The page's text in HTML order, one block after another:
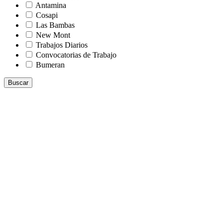
Antamina
Cosapi
Las Bambas
New Mont
Trabajos Diarios
Convocatorias de Trabajo
Bumeran
Buscar